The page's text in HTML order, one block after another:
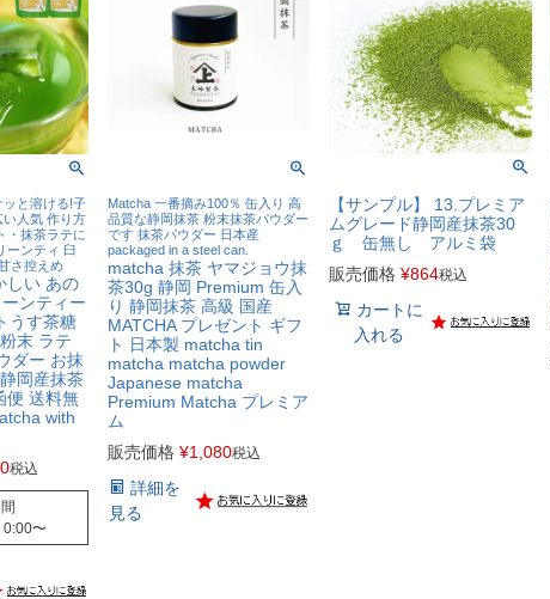
と溶ける!子
人気 作り方
・抹茶ラテに
ーンティ 臼
さ控えめ
しい あの
ンティー
うす茶糖
末 ラテ
ダー お抹
岡産抹茶
便 送料無
with
税込
0:00〜
Matcha 一番摘み100％ 缶入り 高
品質な静岡抹茶 粉末抹茶パウダー
です 抹茶パウダー 日本産
packaged in a steel can.
matcha 抹茶 ヤマジョウ抹
茶30g 静岡 Premium 缶入
り 静岡抹茶 高級 国産
MATCHA プレゼント ギフ
ト 日本製 matcha tin
matcha matcha powder
Japanese matcha
Premium Matcha プレミア
ム
販売価格 ¥1,080税込
詳細を
見る
【サンプル】 13.プレミア
ムグレード静岡産抹茶30
ｇ 缶無し アルミ袋
販売価格 ¥864税込
カートに
入れる